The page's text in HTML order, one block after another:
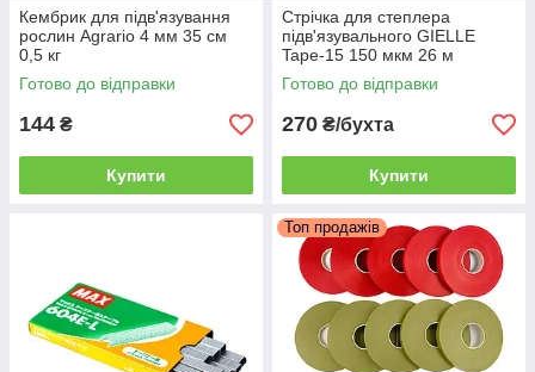
Кембрик для підв'язування
рослин Agrario 4 мм 35 см
0,5 кг
Готово до відправки
144 ₴
Купити
Стрічка для степлера
підв'язувального GIELLE
Tape-15 150 мкм 26 м
Готово до відправки
270 ₴/бухта
Купити
Топ продажів